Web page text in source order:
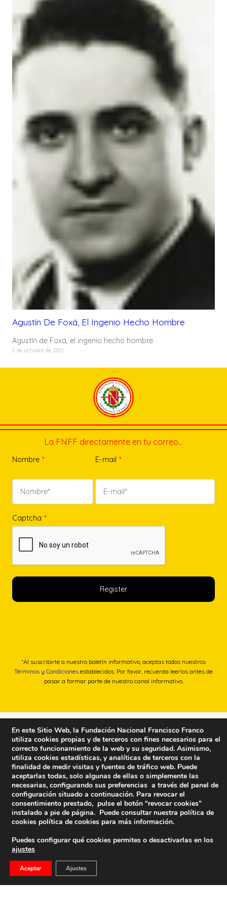
Agustín De Foxá, El Ingenio Hecho Hombre
Agustín de Foxá, el ingenio hecho hombre
2 de octubre de 2012
La FNFF directamente en tu correo…
Nombre * E-mail *
Captcha *
*Al suscribirte a nuestro boletín informativo, aceptas todos nuestros
Términos y Condiciones establecidos. Por favor, recuerda leerlos antes de
pasar a formar parte de nuestro canal informativo.
Fundación Nacional Francisco Franco
En este Sitio Web, la Fundación Nacional Francisco Franco
utiliza cookies propias y de terceros con fines necesarios para el
correcto funcionamiento de la web y su seguridad. Asimismo,
utiliza cookies estadísticas, y analíticas de terceros con la
finalidad de medir visitas y fuentes de tráfico web. Puede
aceptarlas todas, solo algunas de ellas o simplemente las
necesarias, configurando sus preferencias a través del panel de
configuración situado a continuación. Para revocar el
consentimiento prestado, pulse el botón “revocar cookies”
instalado a pie de página. Puede consultar nuestra política de
cookies política de cookies para más información.
Puedes configurar qué cookies permites o desactivarlas en los
ajustes
Aceptar Ajustes